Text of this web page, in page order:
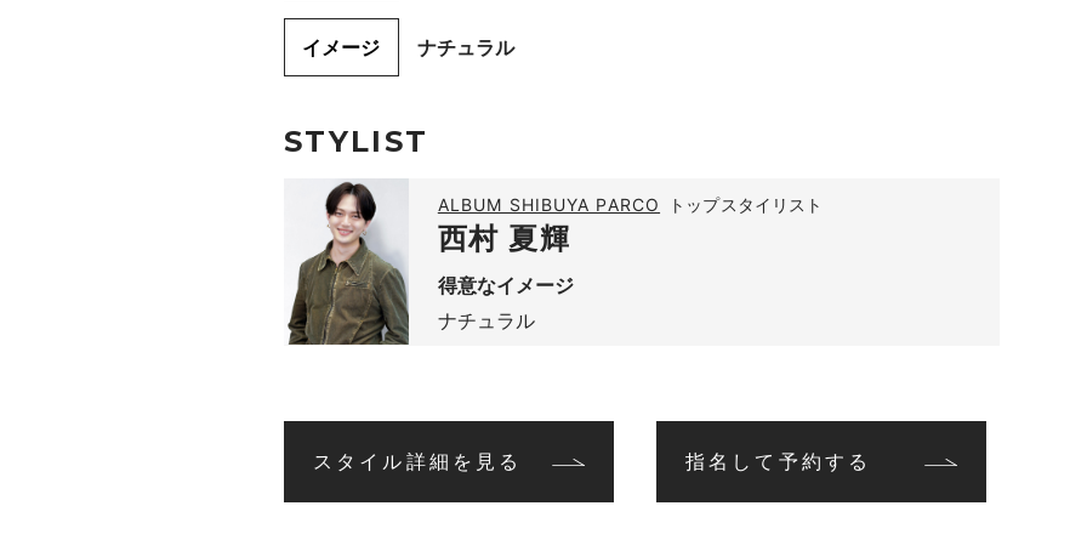
イメージ ナチュラル
STYLIST
西村 夏輝
ALBUM SHIBUYA PARCO トップスタイリスト
得意なイメージ
ナチュラル
指名して予約する
スタイル詳細を見る